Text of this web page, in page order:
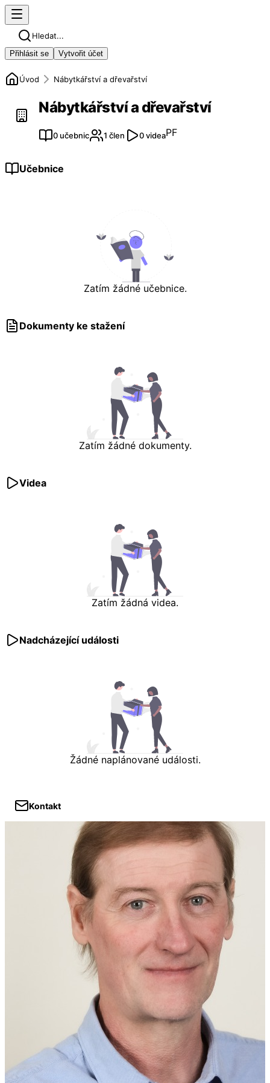
Hledat...
Přihlásit se Vytvořit účet
Úvod Nábytkářství a dřevařství
Nábytkářství a dřevařství
0 učebnic 1 člen 0 videaPF
Učebnice
Zatím žádné učebnice.
Dokumenty ke stažení
Zatím žádné dokumenty.
Videa
Zatím žádná videa.
Nadcházející události
Žádné naplánované události.
Kontakt